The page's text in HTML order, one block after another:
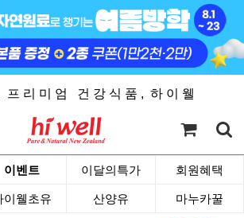
프 리 미 엄 건 강 식 품 , 하 이 웰
이벤트 이달의특가 회원혜택
이웰초유 산양유 마누카꿀